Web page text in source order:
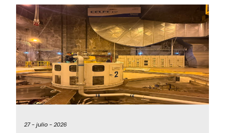
27 -julio -2026